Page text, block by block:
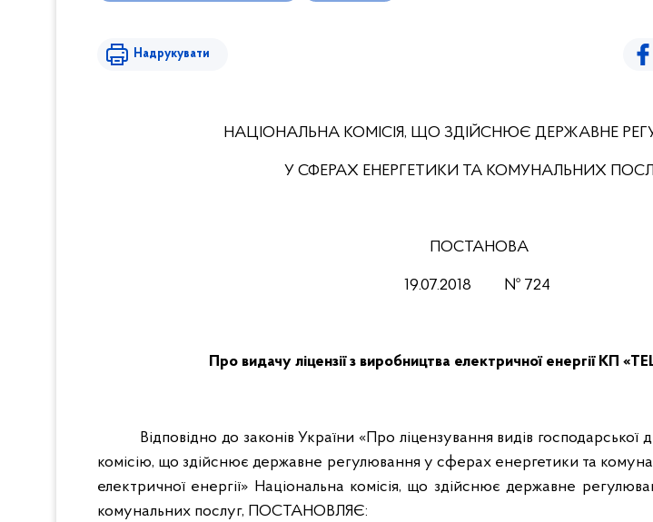
Надрукувати
НАЦІОНАЛЬНА КОМІСІЯ, ЩО ЗДІЙСНЮЄ ДЕРЖАВНЕ
У СФЕРАХ ЕНЕРГЕТИКИ ТА КОМУНАЛЬНИХ
ПОСТАНОВА
19.07.2018 № 724
Про видачу ліцензії з виробництва електричної енергії КП
Відповідно до законів України «Про ліцензування видів господарської
комісію, що здійснює державне регулювання у сферах енергетики та
електричної енергії» Національна комісія, що здійснює державне
комунальних послуг, ПОСТАНОВЛЯЄ: